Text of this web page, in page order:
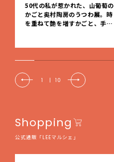
50代の私が惹かれた、山葡萄の
かごと奥村陶房のうつわ展。時
を重ねて艶を増すかごと、手仕
1 | 10
Shopping
公式通販「LEEマルシェ」